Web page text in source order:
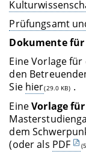
Prüfungsamt
Dokumente
Eine Vorlage für
den
Sie hier(29.0 KB) .
EineVorlage
dem
(oder als PDF